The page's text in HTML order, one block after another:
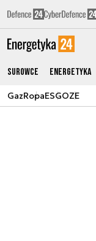
Surowce Energetyka
GazRopaESGOZE